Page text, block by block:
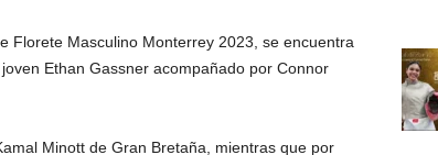
Florete Masculino Monterrey 2023, se encuentra
Ethan Gassner acompañado por Connor
Minott de Gran Bretaña, mientras que por